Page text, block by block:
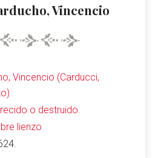
Vincencio
Vincencio (Carducci,
o destruido.
lienzo